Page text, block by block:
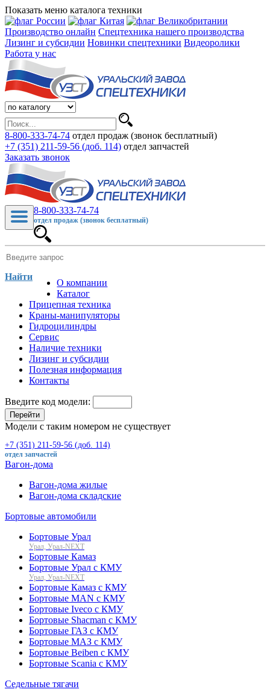
Показать меню каталога техники
Производство онлайн Спецтехника нашего производства
Лизинг и субсидии Новинки спецтехники Видеоролики
Работа у нас
8-800-333-74-74 отдел продаж (звонок бесплатный)
+7 (351) 211-59-56 (доб. 114) отдел запчастей
Заказать звонок
8-800-333-74-74
отдел продаж (звонок бесплатный)
Найти
О компании
Каталог
Прицепная техника
Краны-манипуляторы
Гидроцилиндры
Сервис
Наличие техники
Лизинг и субсидии
Полезная информация
Контакты
Введите код модели:
Перейти
Модели с таким номером не существует
+7 (351) 211-59-56 (доб. 114)
отдел запчастей
Вагон-дома
Вагон-дома жилые
Вагон-дома складские
Бортовые автомобили
Бортовые Урал
Урал, Урал-NEXT
Бортовые Камаз
Бортовые Урал с КМУ
Урал, Урал-NEXT
Бортовые Камаз с КМУ
Бортовые MAN с КМУ
Бортовые Iveco с КМУ
Бортовые Shacman с КМУ
Бортовые ГАЗ с КМУ
Бортовые МАЗ с КМУ
Бортовые Beiben с КМУ
Бортовые Scania с КМУ
Седельные тягачи